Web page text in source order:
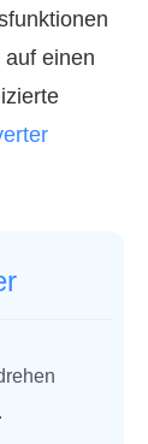
auf einen